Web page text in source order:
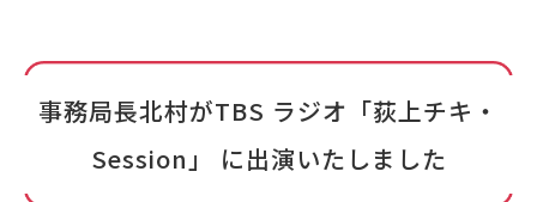
事務局長北村がTBS ラジオ「荻上チキ・
Session」 に出演いたしました